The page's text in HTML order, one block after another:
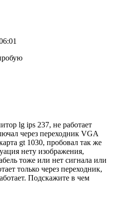
lg ips 237, не работает
через переходник VGA
gt 1030, пробовал так же
нету изображения,
тоже или нет сигнала или
только через переходник,
Подскажите в чем